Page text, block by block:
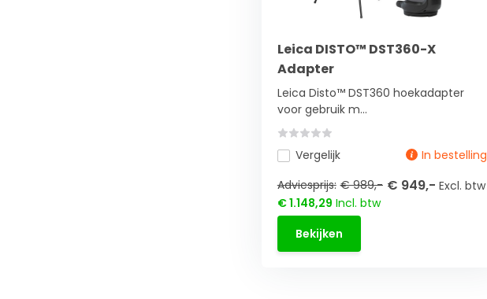
Leica DISTO™ DST360-X
Adapter
Leica Disto™ DST360 hoekadapter
voor gebruik m...
Vergelijk
In bestelling
Adviesprijs: € 989,- € 949,- Excl. btw
€ 1.148,29 Incl. btw
Bekijken